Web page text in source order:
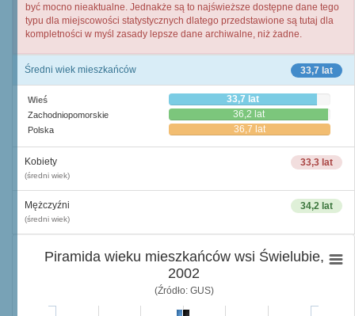
być mocno nieaktualne. Jednakże są to najświeższe dostępne dane tego
typu dla miejscowości statystycznych dlatego przedstawione są tutaj dla
kompletności w myśl zasady lepsze dane archiwalne, niż żadne.
33,7 lat
Średni wiek mieszkańców
Wieś 33,7 lat
Zachodniopomorskie 36,2 lat
Polska 36,7 lat
33,3 lat
Kobiety
(średni wiek)
34,2 lat
Mężczyźni
(średni wiek)
Piramida wieku mieszkańców wsi Świelubie,
2002
(Źródło: GUS)